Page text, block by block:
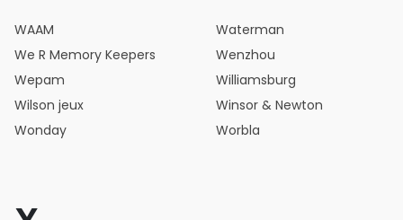
WAAM
Waterman
We R Memory Keepers
Wenzhou
Wepam
Williamsburg
Wilson jeux
Winsor & Newton
Wonday
Worbla